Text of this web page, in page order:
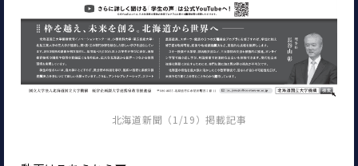
北海道新聞（1/19）掲載記事